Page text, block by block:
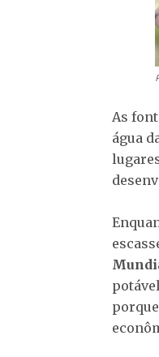
As
água